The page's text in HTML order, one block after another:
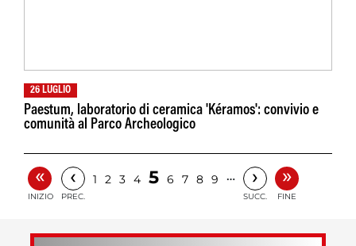
26 LUGLIO
Paestum, laboratorio di ceramica 'Kéramos': convivio e
comunità al Parco Archeologico
«
INIZIO
‹
PREC.
1 2 3 4 5 6 7 8 9 … ›
SUCC.
»
FINE